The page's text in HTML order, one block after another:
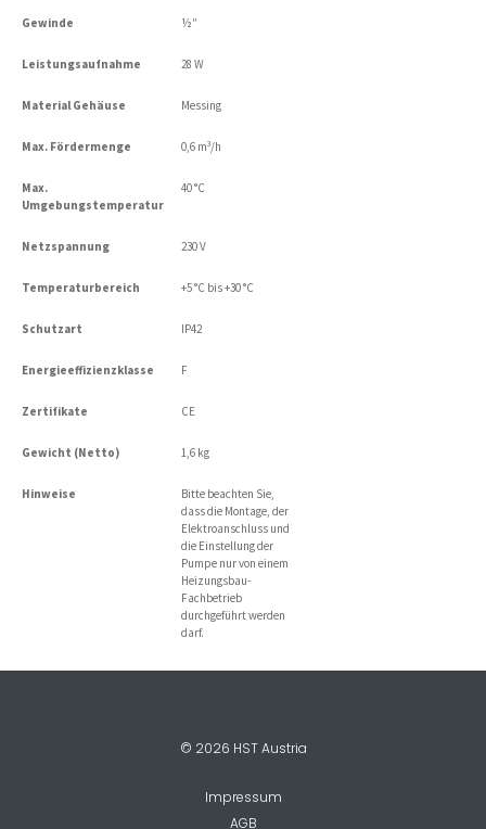
Gewinde ½″
Leistungsaufnahme 28 W
Material Gehäuse Messing
Max. Fördermenge 0,6 m³/h
Max.
Umgebungstemperatur
40 °C
Netzspannung 230 V
Temperaturbereich +5 °C bis +30 °C
Schutzart IP42
Energieeffizienzklasse F
Zertifikate CE
Gewicht (Netto) 1,6 kg
Hinweise
Bitte beachten Sie,
dass die Montage, der
Elektroanschluss und
die Einstellung der
Pumpe nur von einem
Heizungsbau-
Fachbetrieb
durchgeführt werden
darf.
© 2026 HST Austria
Impressum
AGB